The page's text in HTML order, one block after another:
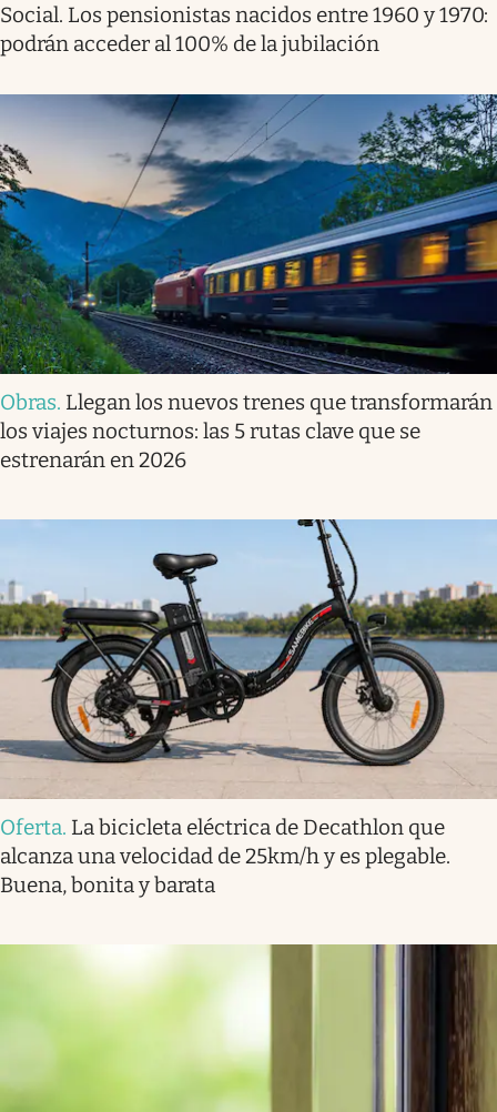
Social. Los pensionistas nacidos entre 1960 y 1970:
podrán acceder al 100% de la jubilación
Obras. Llegan los nuevos trenes que transformarán
los viajes nocturnos: las 5 rutas clave que se
estrenarán en 2026
Oferta. La bicicleta eléctrica de Decathlon que
alcanza una velocidad de 25km/h y es plegable.
Buena, bonita y barata